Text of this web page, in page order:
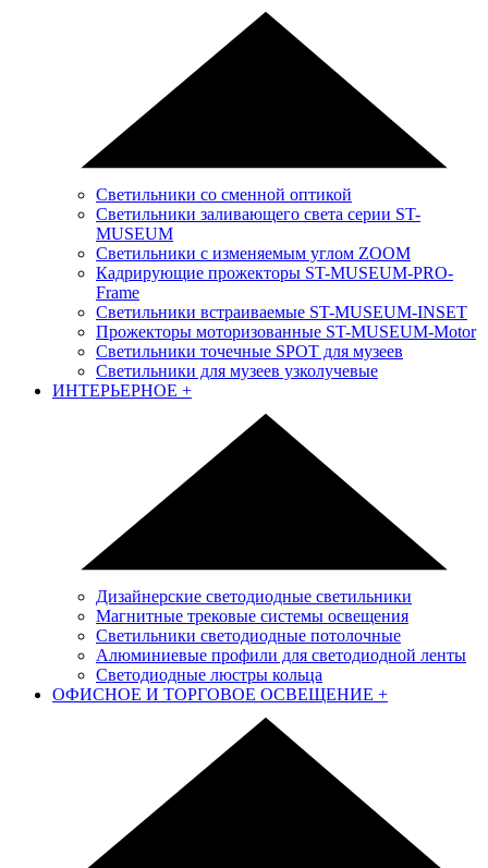
Светильники со сменной оптикой
Светильники заливающего света серии ST-
MUSEUM
Светильники с изменяемым углом ZOOM
Кадрирующие прожекторы ST-MUSEUM-PRO-
Frame
Светильники встраиваемые ST-MUSEUM-INSET
Прожекторы моторизованные ST-MUSEUM-Motor
Светильники точечные SPOT для музеев
Светильники для музеев узколучевые
ИНТЕРЬЕРНОЕ +
Дизайнерские светодиодные светильники
Магнитные трековые системы освещения
Светильники светодиодные потолочные
Алюминиевые профили для светодиодной ленты
Светодиодные люстры кольца
ОФИСНОЕ И ТОРГОВОЕ ОСВЕЩЕНИЕ +